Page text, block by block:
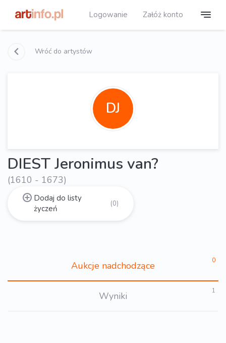
Logowanie Załóż konto
Wróć do artystów
DJ
DIEST Jeronimus van?
(1610 - 1673)
Dodaj do listy
życzeń
(0)
Aukcje nadchodzące 0
Wyniki 1